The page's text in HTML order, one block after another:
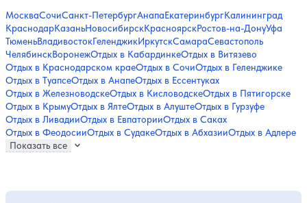
МоскваСочиСанкт-ПетербургАнапаЕкатеринбургКалининград
КраснодарКазаньНовосибирскКрасноярскРостов-на-ДонуУфа
ТюменьВладивостокГеленджикИркутскСамараСевастополь
ЧелябинскВоронежОтдых в КабардинкеОтдых в Витязево
Отдых в Краснодарском краеОтдых в СочиОтдых в Геленджике
Отдых в ТуапсеОтдых в АнапеОтдых в Ессентуках
Отдых в ЖелезноводскеОтдых в КисловодскеОтдых в Пятигорске
Отдых в КрымуОтдых в ЯлтеОтдых в АлуштеОтдых в Гурзуфе
Отдых в ЛивадииОтдых в ЕвпаторииОтдых в Саках
Отдых в ФеодосииОтдых в СудакеОтдых в АбхазииОтдых в Адлере
Показать все